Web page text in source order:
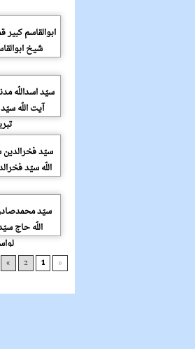
ابوالقاسم
شیخ
سیّد اسداللّه
آیت اللّه
سیّد
اللّه سیّد
سیّد
اللّه حاج
«
1
2
»